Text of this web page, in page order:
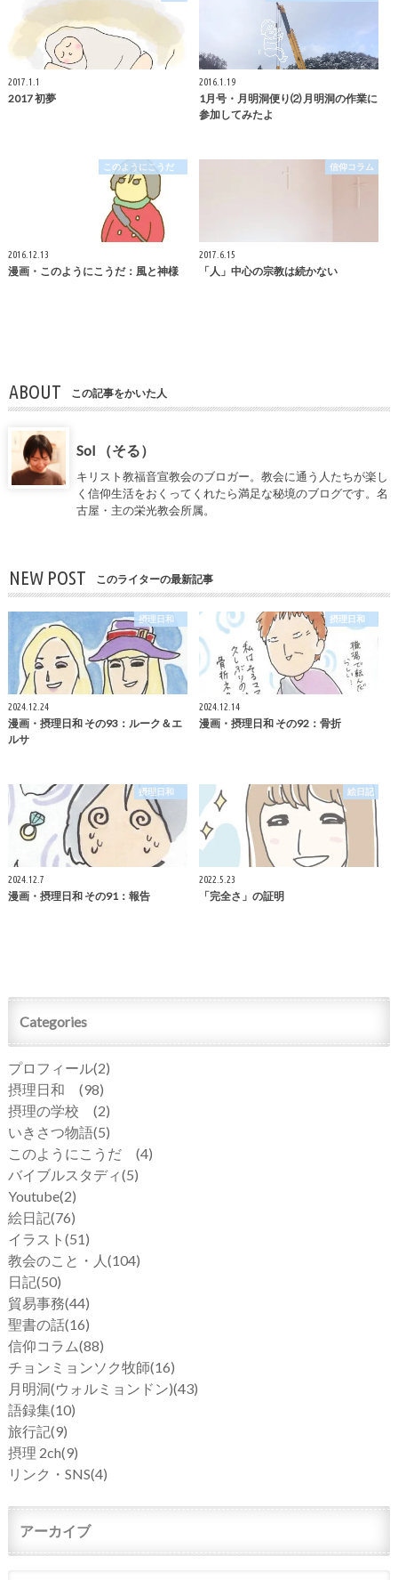
2017.1.1
2017 初夢
2016.1.19
1月号・月明洞便り⑵ 月明洞の作業に
参加してみたよ
このようにこうだ
2016.12.13
漫画・このようにこうだ：風と神様
信仰コラム
2017.6.15
「人」中心の宗教は続かない
ABOUT この記事をかいた人
Sol （そる）
キリスト教福音宣教会のブロガー。教会に通う人たちが楽し
く信仰生活をおくってくれたら満足な秘境のブログです。名
古屋・主の栄光教会所属。
NEW POST このライターの最新記事
摂理日和
2024.12.24
漫画・摂理日和 その93：ルーク＆エ
ルサ
摂理日和
2024.12.14
漫画・摂理日和 その92：骨折
摂理日和
2024.12.7
漫画・摂理日和 その91：報告
絵日記
2022.5.23
「完全さ」の証明
Categories
プロフィール(2)
摂理日和 (98)
摂理の学校 (2)
いきさつ物語(5)
このようにこうだ (4)
バイブルスタディ(5)
Youtube(2)
絵日記(76)
イラスト (51)
教会のこと・人 (104)
日記(50)
貿易事務(44)
聖書の話(16)
信仰コラム(88)
チョンミョンソク牧師(16)
月明洞(ウォルミョンドン)(43)
語録集(10)
旅行記(9)
摂理 2ch(9)
リンク・SNS(4)
アーカイブ